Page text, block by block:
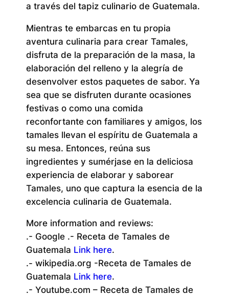
a través del tapiz culinario de Guatemala.
Mientras te embarcas en tu propia
aventura culinaria para crear Tamales,
disfruta de la preparación de la masa, la
elaboración del relleno y la alegría de
desenvolver estos paquetes de sabor. Ya
sea que se disfruten durante ocasiones
festivas o como una comida
reconfortante con familiares y amigos, los
tamales llevan el espíritu de Guatemala a
su mesa. Entonces, reúna sus
ingredientes y sumérjase en la deliciosa
experiencia de elaborar y saborear
Tamales, uno que captura la esencia de la
excelencia culinaria de Guatemala.
More information and reviews:
.- Google .- Receta de Tamales de
Guatemala Link here.
.- wikipedia.org -Receta de Tamales de
Guatemala Link here.
.- Youtube.com – Receta de Tamales de